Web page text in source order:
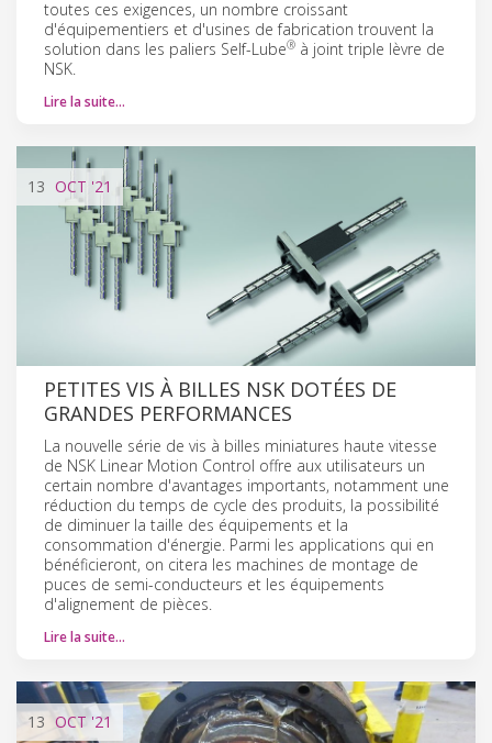
toutes ces exigences, un nombre croissant
d'équipementiers et d'usines de fabrication trouvent la
solution dans les paliers Self-Lube® à joint triple lèvre de
NSK.
Lire la suite…
13 OCT '21
PETITES VIS À BILLES NSK DOTÉES DE
GRANDES PERFORMANCES
La nouvelle série de vis à billes miniatures haute vitesse
de NSK Linear Motion Control offre aux utilisateurs un
certain nombre d'avantages importants, notamment une
réduction du temps de cycle des produits, la possibilité
de diminuer la taille des équipements et la
consommation d'énergie. Parmi les applications qui en
bénéficieront, on citera les machines de montage de
puces de semi-conducteurs et les équipements
d'alignement de pièces.
Lire la suite…
13 OCT'21